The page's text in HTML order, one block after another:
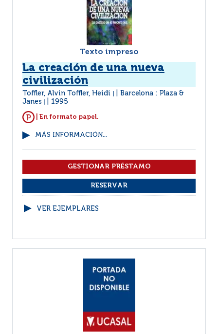
Texto impreso
La creación de una nueva
civilización
Toffler, Alvin Toffler, Heidi
Barcelona : Plaza &
Janes
1995
| En formato papel.
MÁS INFORMACIÓN...
VER EJEMPLARES